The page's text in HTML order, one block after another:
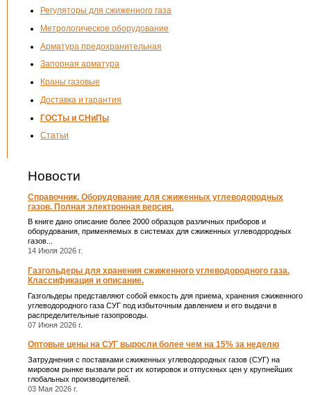
Регуляторы для сжиженного газа
Метрологическое оборудование
Арматура предохранительная
Запорная арматура
Краны газовые
Доставка и гарантия
ГОСТы и СНиПы
Статьи
Новости
Справочник. Оборудование для сжиженных углеводородных
газов. Полная электронная версия.
В книге дано описание более 2000 образцов различных приборов и
оборудования, применяемых в системах для сжиженных углеводородных
газов...
14 Июля 2026 г.
Газгольдеры для хранения сжиженного углеводородного газа.
Классификация и описание.
Газгольдеры представляют собой емкость для приема, хранения сжиженного
углеводородного газа СУГ под избыточным давлением и его выдачи в
распределительные газопроводы.
07 Июня 2026 г.
Оптовые цены на СУГ выросли более чем на 15% за неделю
Затруднения с поставками сжиженных углеводородных газов (СУГ) на
мировом рынке вызвали рост их котировок и отпускных цен у крупнейших
глобальных производителей.
03 Мая 2026 г.